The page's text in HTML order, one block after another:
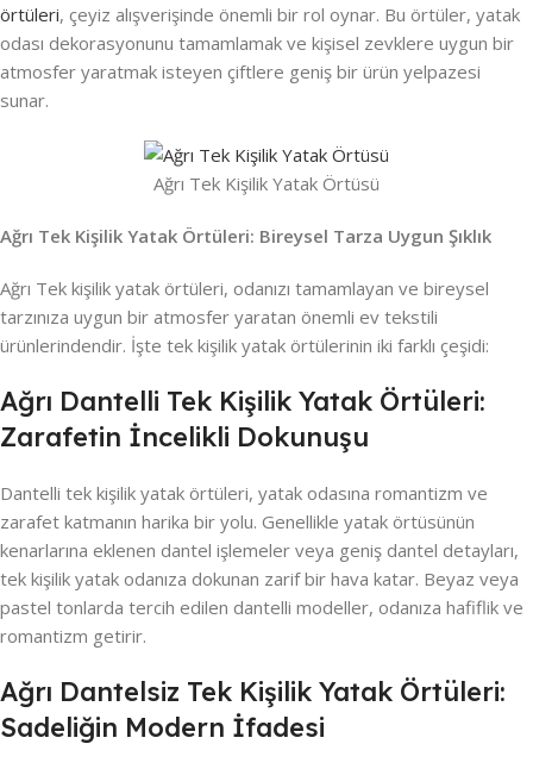
örtüleri, çeyiz alışverişinde önemli bir rol oynar. Bu örtüler, yatak
odası dekorasyonunu tamamlamak ve kişisel zevklere uygun bir
atmosfer yaratmak isteyen çiftlere geniş bir ürün yelpazesi
sunar.
Ağrı Tek Kişilik Yatak Örtüsü
Ağrı Tek Kişilik Yatak Örtüleri: Bireysel Tarza Uygun Şıklık
Ağrı Tek kişilik yatak örtüleri, odanızı tamamlayan ve bireysel
tarzınıza uygun bir atmosfer yaratan önemli ev tekstili
ürünlerindendir. İşte tek kişilik yatak örtülerinin iki farklı çeşidi:
Ağrı Dantelli Tek Kişilik Yatak Örtüleri:
Zarafetin İncelikli Dokunuşu
Dantelli tek kişilik yatak örtüleri, yatak odasına romantizm ve
zarafet katmanın harika bir yolu. Genellikle yatak örtüsünün
kenarlarına eklenen dantel işlemeler veya geniş dantel detayları,
tek kişilik yatak odanıza dokunan zarif bir hava katar. Beyaz veya
pastel tonlarda tercih edilen dantelli modeller, odanıza hafiflik ve
romantizm getirir.
Ağrı Dantelsiz Tek Kişilik Yatak Örtüleri:
Sadeliğin Modern İfadesi